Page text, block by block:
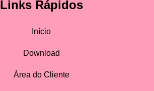
Links Rápidos
Início
Download
Área do Cliente